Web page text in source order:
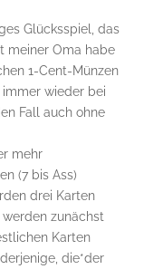
Glücksspiel, das
meiner Oma habe
1-Cent-Münzen
wieder bei
Fall auch ohne
mehr
(7 bis Ass)
drei Karten
zunächst
Karten
die*der